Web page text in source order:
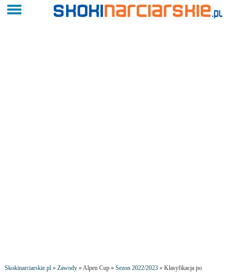
Skokinarciarskie.pl» Zawody» Alpen Cup » Sezon 2022/2023» Klasyfikacja po